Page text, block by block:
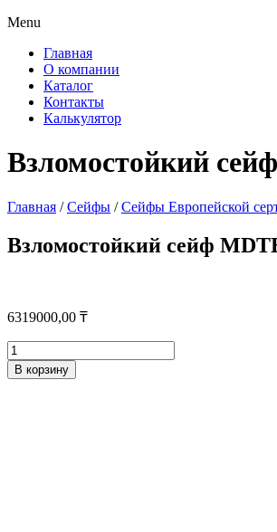
Menu
Главная
О компании
Каталог
Контакты
Калькулятор
Взломостойкий
Главная /Сейфы /Сейфы Европейской
Взломостойкий сейф
6319000,00 ₸
Количество
товара
Взломостойкий
В корзину